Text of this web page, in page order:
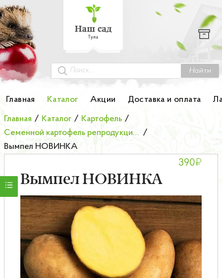
Найти
Главная Каталог Акции Доставка и оплата
Каталог
Гортензии
Грунты
Колоновидные деревья
Лук-севок
Мини-деревья
НОВИНКА Английские и Японские розы
Саженцы плодовые
Главная / Каталог / Картофель /
Семенной картофель репродукции элита /
Вымпел НОВИНКА
Вымпел НОВИНКА
390₽